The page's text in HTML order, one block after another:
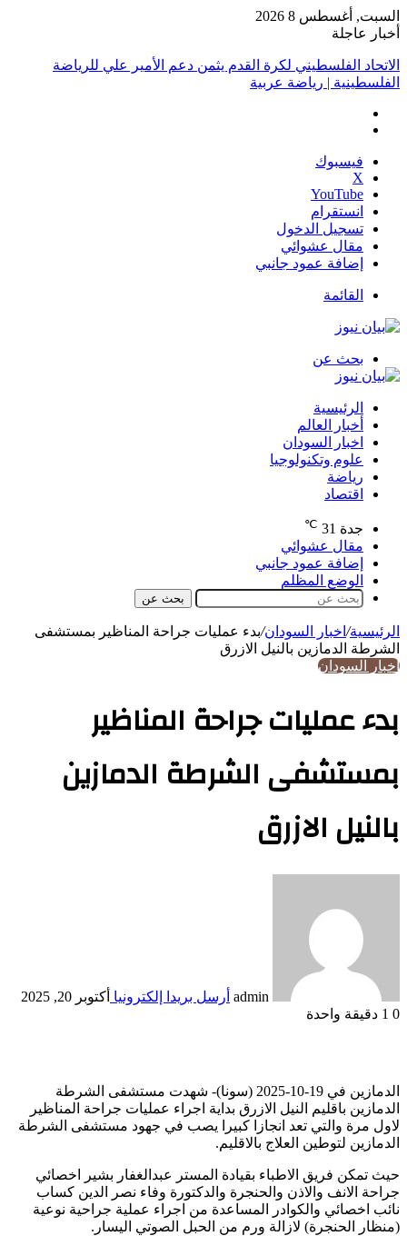
السبت, أغسطس 8 2026
أخبار عاجلة
الاتحاد الفلسطيني لكرة القدم يثمن دعم الأمير علي للرياضة
الفلسطينية | رياضة عربية
فيسبوك
‫X
‫YouTube
انستقرام
تسجيل الدخول
مقال عشوائي
إضافة عمود جانبي
القائمة
بحث عن
الرئيسية
أخبار العالم
اخبار السودان
علوم وتكنولوجيا
رياضة
اقتصاد
جدة 31
℃
مقال عشوائي
إضافة عمود جانبي
الوضع المظلم
بحث عن
الرئيسية/ اخبار السودان/بدء عمليات جراحة المناظير بمستشفى
الشرطة الدمازين بالنيل الازرق
اخبار السودان
بدء عمليات جراحة المناظير
بمستشفى الشرطة الدمازين
بالنيل الازرق
admin أرسل بريدا إلكترونيا أكتوبر 20, 2025
0
دقيقة واحدة
الدمازين في 19-10-2025 (سونا)- شهدت مستشفى الشرطة
الدمازين باقليم النيل الازرق بداية اجراء عمليات جراحة المناظير
لاول مرة والتي تعد انجازا كبيرا يصب في جهود مستشفى الشرطة
الدمازين لتوطين العلاج بالاقليم.
حيث تمكن فريق الاطباء بقيادة المستر عبدالغفار بشير اخصائي
جراحة الانف والاذن والحنجرة والدكتورة وفاء نصر الدين كساب
نائب اخصائي والكوادر المساعدة من اجراء عملية جراحية نوعية
(منظار الحنجرة) لازالة ورم من الحبل الصوتي اليسار.